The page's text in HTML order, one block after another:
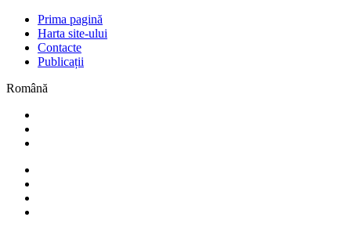
Prima pagină
Harta site-ului
Contacte
Publicații
Română